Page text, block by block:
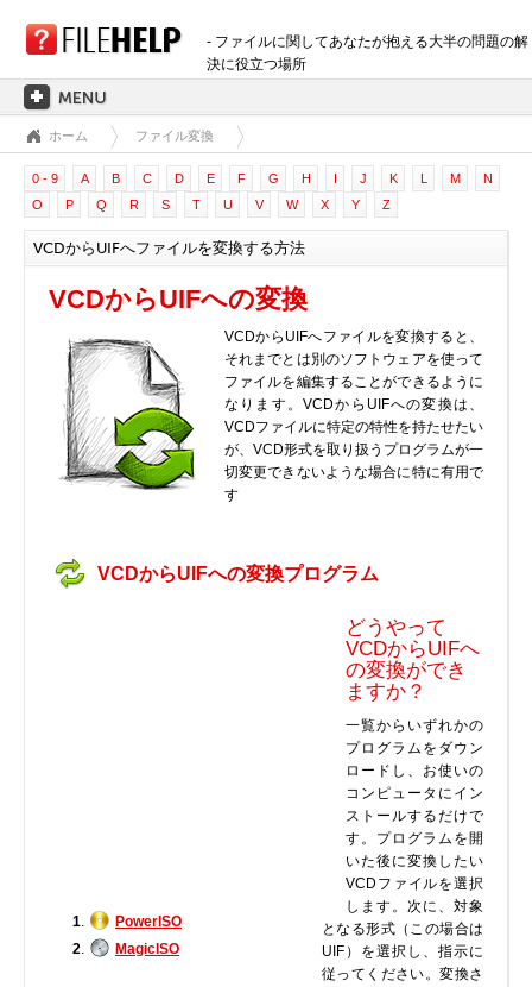
- ファイルに関してあなたが抱える大半の問題の解
決に役立つ場所
ホーム
拡張子のカテゴリー
3D画像ファイル
音声ファイル
バックアップファイル
圧縮ファイル
データファイル
データベースファイル
開発用ファイル
ディスクイメージファイル
フォントファイル
テキストファイル
ベクトル画像ファイル
ホーム ファイル変換
0 - 9 A B C D E F G H I J K L M
N
O
P Q R S T U V W X Y Z
VCDからUIFへファイルを変換する方法
VCDからUIFへの変換
VCDからUIFへファイルを変換すると、
それまでとは別のソフトウェアを使って
ファイルを編集することができるように
なります。VCDからUIFへの変換は、
VCDファイルに特定の特性を持たせたい
が、VCD形式を取り扱うプログラムが一
切変更できないような場合に特に有用で
す
VCDからUIFへの変換プログラム
1
PowerISO
2
MagicISO
どうやって
VCDからUIFへ
の変換ができ
ますか？
一覧からいずれかの
プログラムをダウン
ロードし、お使いの
コンピュータにイン
ストールするだけで
す。プログラムを開
いた後に変換したい
VCDファイルを選択
します。次に、対象
となる形式（この場合は
UIF）を選択し、指示に
従ってください。変換さ